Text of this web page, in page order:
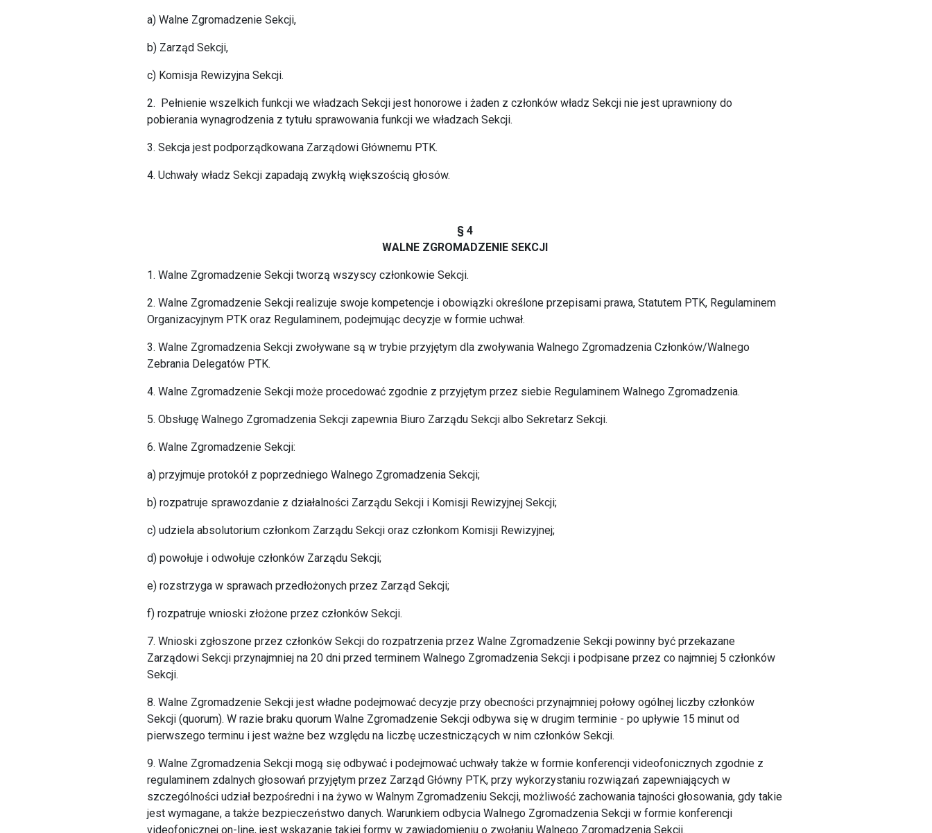
a) Walne Zgromadzenie Sekcji,
b) Zarząd Sekcji,
c) Komisja Rewizyjna Sekcji.
2. Pełnienie wszelkich funkcji we władzach Sekcji jest honorowe i żaden z członków władz Sekcji nie jest uprawniony do
pobierania wynagrodzenia z tytułu sprawowania funkcji we władzach Sekcji.
3. Sekcja jest podporządkowana Zarządowi Głównemu PTK.
4. Uchwały władz Sekcji zapadają zwykłą większością głosów.
§ 4
WALNE ZGROMADZENIE SEKCJI
1. Walne Zgromadzenie Sekcji tworzą wszyscy członkowie Sekcji.
2. Walne Zgromadzenie Sekcji realizuje swoje kompetencje i obowiązki określone przepisami prawa, Statutem PTK, Regulaminem
Organizacyjnym PTK oraz Regulaminem, podejmując decyzje w formie uchwał.
3. Walne Zgromadzenia Sekcji zwoływane są w trybie przyjętym dla zwoływania Walnego Zgromadzenia Członków/Walnego
Zebrania Delegatów PTK.
4. Walne Zgromadzenie Sekcji może procedować zgodnie z przyjętym przez siebie Regulaminem Walnego Zgromadzenia.
5. Obsługę Walnego Zgromadzenia Sekcji zapewnia Biuro Zarządu Sekcji albo Sekretarz Sekcji.
6. Walne Zgromadzenie Sekcji:
a) przyjmuje protokół z poprzedniego Walnego Zgromadzenia Sekcji;
b) rozpatruje sprawozdanie z działalności Zarządu Sekcji i Komisji Rewizyjnej Sekcji;
c) udziela absolutorium członkom Zarządu Sekcji oraz członkom Komisji Rewizyjnej;
d) powołuje i odwołuje członków Zarządu Sekcji;
e) rozstrzyga w sprawach przedłożonych przez Zarząd Sekcji;
f) rozpatruje wnioski złożone przez członków Sekcji.
7. Wnioski zgłoszone przez członków Sekcji do rozpatrzenia przez Walne Zgromadzenie Sekcji powinny być przekazane
Zarządowi Sekcji przynajmniej na 20 dni przed terminem Walnego Zgromadzenia Sekcji i podpisane przez co najmniej 5 członków
Sekcji.
8. Walne Zgromadzenie Sekcji jest władne podejmować decyzje przy obecności przynajmniej połowy ogólnej liczby członków
Sekcji (quorum). W razie braku quorum Walne Zgromadzenie Sekcji odbywa się w drugim terminie - po upływie 15 minut od
pierwszego terminu i jest ważne bez względu na liczbę uczestniczących w nim członków Sekcji.
9. Walne Zgromadzenia Sekcji mogą się odbywać i podejmować uchwały także w formie konferencji videofonicznych zgodnie z
regulaminem zdalnych głosowań przyjętym przez Zarząd Główny PTK, przy wykorzystaniu rozwiązań zapewniających w
szczególności udział bezpośredni i na żywo w Walnym Zgromadzeniu Sekcji, możliwość zachowania tajności głosowania, gdy takie
jest wymagane, a także bezpieczeństwo danych. Warunkiem odbycia Walnego Zgromadzenia Sekcji w formie konferencji
videofonicznej on-line, jest wskazanie takiej formy w zawiadomieniu o zwołaniu Walnego Zgromadzenia Sekcji.